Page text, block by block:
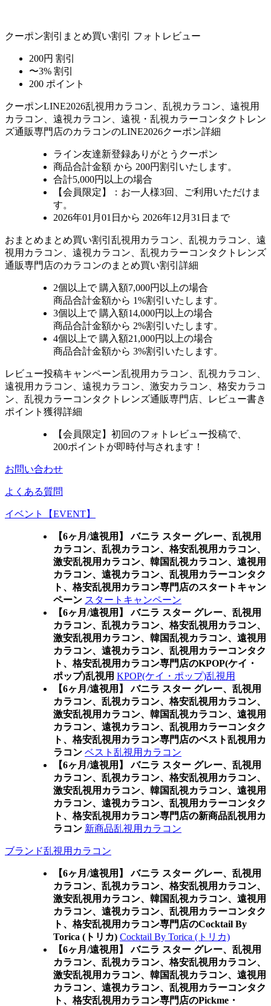
クーポン割引 まとめ買い割引 フォトレビュー
200円 割引
〜3% 割引
200 ポイント
クーポンLINE2026乱視用カラコン、乱視カラコン、遠視用
カラコン、遠視カラコン、遠視・乱視カラーコンタクトレン
ズ通販専門店のカラコンのLINE2026クーポン詳細
ライン友達新登録ありがとうクーポン
商品合計金額 から 200円割引 いたします。
合計5,000円以上の場合
【会員限定】：お一人様3回
、ご利用いただけま
す。
2026年01月01日から 2026年12月31日まで
おまとめ まとめ買い割引 乱視用カラコン、乱視カラコン、遠
視用カラコン、遠視カラコン、乱視カラーコンタクトレンズ
通販専門店のカラコンのまとめ買い割引詳細
2個 以上で 購入額7,000円以上の場合
商品合計金額から 1%割引いたします。
3個 以上で 購入額14,000円以上の場合
商品合計金額から 2%割引いたします。
4個 以上で 購入額21,000円以上の場合
商品合計金額から 3%割引いたします。
レビュー投稿キャンペーン乱視用カラコン、乱視カラコン、
遠視用カラコン、遠視カラコン、激安カラコン、格安カラコ
ン、乱視カラーコンタクトレンズ通販専門店、レビュー書き
ポイント獲得詳細
【会員限定】初回のフォトレビュー投稿で、
200ポイント が即時付与されます！
お問い合わせ
よくある質問
イベント【EVENT】
【6ヶ月/遠視用】 バニラ スター グレー、乱視用
カラコン、乱視カラコン、格安乱視用カラコン、
激安乱視用カラコン、韓国乱視カラコン、遠視用
カラコン、遠視カラコン、乱視用カラーコンタク
ト、格安乱視用カラコン専門店のスタートキャン
ペーン スタートキャンペーン
【6ヶ月/遠視用】 バニラ スター グレー、乱視用
カラコン、乱視カラコン、格安乱視用カラコン、
激安乱視用カラコン、韓国乱視カラコン、遠視用
カラコン、遠視カラコン、乱視用カラーコンタク
ト、格安乱視用カラコン専門店のKPOP(ケイ・
ポップ)乱視用 KPOP(ケイ・ポップ)乱視用
【6ヶ月/遠視用】 バニラ スター グレー、乱視用
カラコン、乱視カラコン、格安乱視用カラコン、
激安乱視用カラコン、韓国乱視カラコン、遠視用
カラコン、遠視カラコン、乱視用カラーコンタク
ト、格安乱視用カラコン専門店のベスト乱視用カ
ラコン ベスト乱視用カラコン
【6ヶ月/遠視用】 バニラ スター グレー、乱視用
カラコン、乱視カラコン、格安乱視用カラコン、
激安乱視用カラコン、韓国乱視カラコン、遠視用
カラコン、遠視カラコン、乱視用カラーコンタク
ト、格安乱視用カラコン専門店の新商品乱視用カ
ラコン 新商品乱視用カラコン
ブランド乱視用カラコン
【6ヶ月/遠視用】 バニラ スター グレー、乱視用
カラコン、乱視カラコン、格安乱視用カラコン、
激安乱視用カラコン、韓国乱視カラコン、遠視用
カラコン、遠視カラコン、乱視用カラーコンタク
ト、格安乱視用カラコン専門店のCocktail By
Torica (トリカ) Cocktail By Torica (トリカ)
【6ヶ月/遠視用】 バニラ スター グレー、乱視用
カラコン、乱視カラコン、格安乱視用カラコン、
激安乱視用カラコン、韓国乱視カラコン、遠視用
カラコン、遠視カラコン、乱視用カラーコンタク
ト、格安乱視用カラコン専門店のPickme・